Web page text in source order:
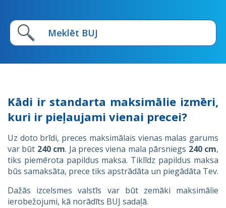
Kādi ir standarta maksimālie izmēri,
kuri ir pieļaujami vienai precei?
Uz doto brīdi, preces maksimālais vienas malas garums
var būt 240 cm. Ja preces viena mala pārsniegs 240 cm,
tiks piemērota papildus maksa. Tiklīdz papildus maksa
būs samaksāta, prece tiks apstrādāta un piegādāta Tev.
Dažās izcelsmes valstīs var būt zemāki maksimālie
ierobežojumi, kā norādīts BUJ sadaļā.